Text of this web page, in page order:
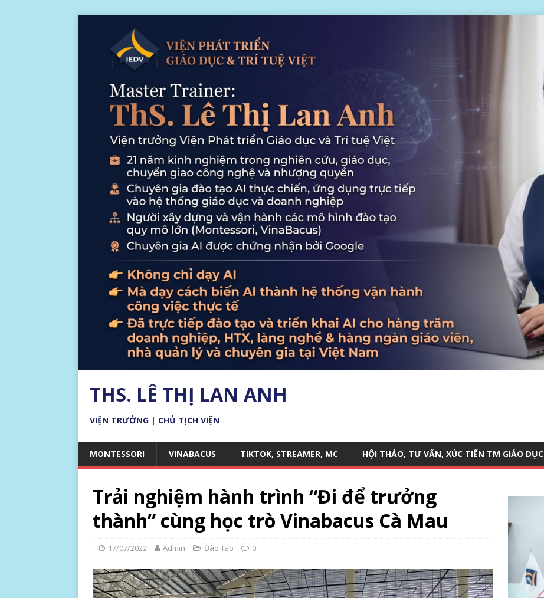
THS. LÊ THỊ LAN ANH
VIỆN TRƯỞNG | CHỦ TỊCH VIỆN
MONTESSORI VINABACUS TIKTOK, STREAMER, MC HỘI THẢO, TƯ VẤN, XÚC TIẾN TM GIÁO DỤC
Trải nghiệm hành trình “Đi để trưởng
thành” cùng học trò Vinabacus Cà Mau
17/07/2022 Admin Đào Tạo 0